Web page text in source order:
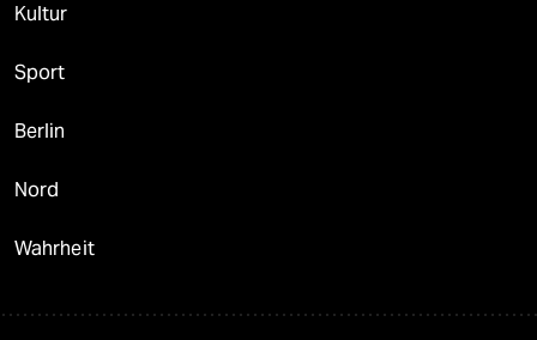
Kultur
Sport
Berlin
Nord
Wahrheit